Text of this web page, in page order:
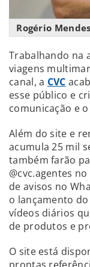
Rogério
Trabalhando na
viagens
canal, a CVC
esse público e
comunicação e
Além do site e
acumula 25 mil
também farão
@cvc.agentes
de avisos no
o lançamento
vídeos diários
de produtos e
O site está
prontas